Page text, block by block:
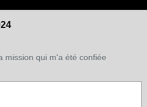
mission qui m'a été confiée